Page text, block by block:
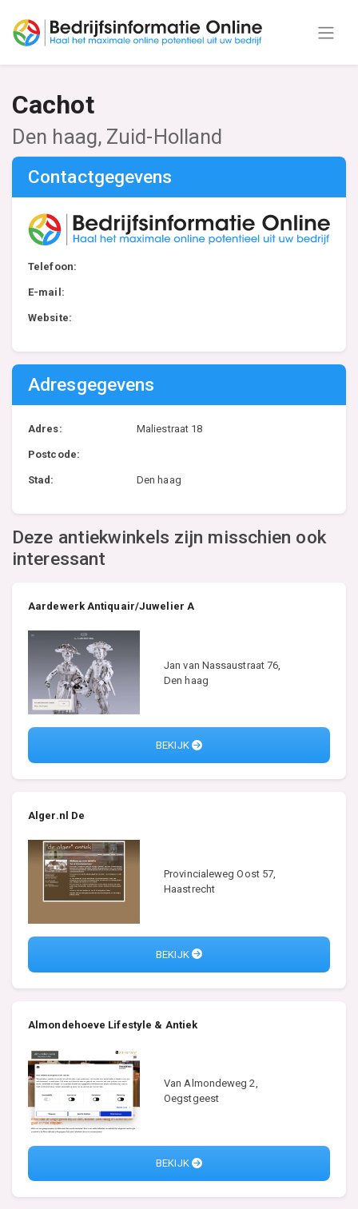
Cachot
Den haag, Zuid-Holland
Contactgegevens
Telefoon:
E-mail:
Website:
Adresgegevens
Adres: Maliestraat 18
Postcode:
Stad: Den haag
Deze antiekwinkels zijn misschien ook
interessant
Aardewerk Antiquair/Juwelier A
Jan van Nassaustraat 76,
Den haag
BEKIJK
Alger.nl De
Provincialeweg Oost 57,
Haastrecht
BEKIJK
Almondehoeve Lifestyle & Antiek
Van Almondeweg 2,
Oegstgeest
BEKIJK